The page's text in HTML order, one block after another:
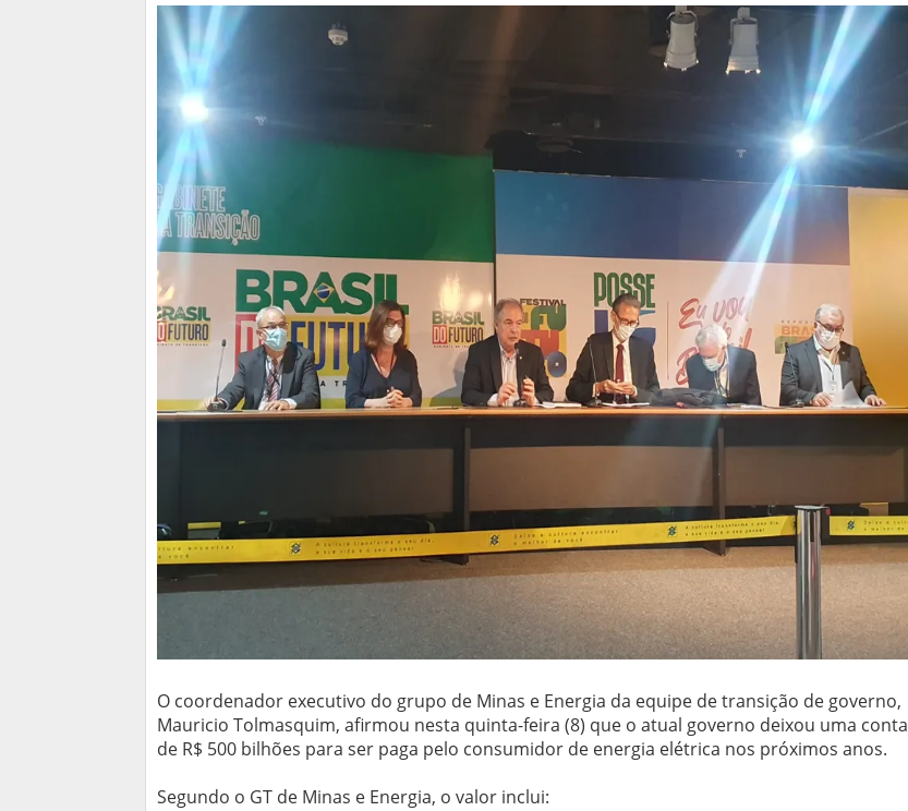
O coordenador executivo do grupo de Minas e Energia da equipe de transição de governo,
Mauricio Tolmasquim, afirmou nesta quinta-feira (8) que o atual governo deixou uma conta
de R$ 500 bilhões para ser paga pelo consumidor de energia elétrica nos próximos anos.
Segundo o GT de Minas e Energia, o valor inclui: